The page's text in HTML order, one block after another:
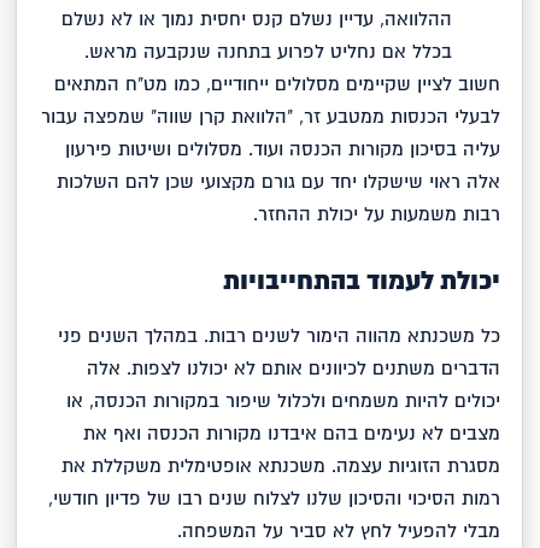
ההלוואה, עדיין נשלם קנס יחסית נמוך או לא נשלם
בכלל אם נחליט לפרוע בתחנה שנקבעה מראש.
חשוב לציין שקיימים מסלולים ייחודיים, כמו מט"ח המתאים
לבעלי הכנסות ממטבע זר, "הלוואת קרן שווה" שמפצה עבור
עליה בסיכון מקורות הכנסה ועוד. מסלולים ושיטות פירעון
אלה ראוי שישקלו יחד עם גורם מקצועי שכן להם השלכות
רבות משמעות על יכולת ההחזר.
יכולת לעמוד בהתחייבויות
כל משכנתא מהווה הימור לשנים רבות. במהלך השנים פני
הדברים משתנים לכיוונים אותם לא יכולנו לצפות. אלה
יכולים להיות משמחים ולכלול שיפור במקורות הכנסה, או
מצבים לא נעימים בהם איבדנו מקורות הכנסה ואף את
מסגרת הזוגיות עצמה. משכנתא אופטימלית משקללת את
רמות הסיכוי והסיכון שלנו לצלוח שנים רבו של פדיון חודשי,
מבלי להפעיל לחץ לא סביר על המשפחה.